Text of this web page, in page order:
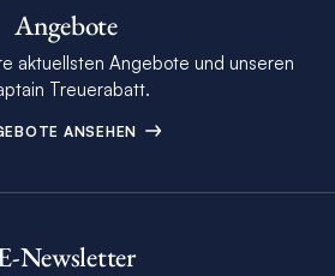
Angebote
aktuellsten Angebote und unseren
Treuerabatt.
ANSEHEN
Newsletter